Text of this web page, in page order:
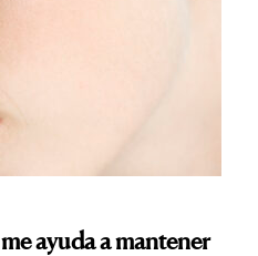
ayuda a mantener